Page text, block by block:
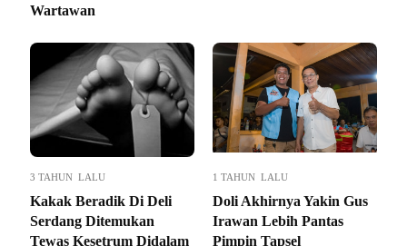
Wartawan
3 TAHUN LALU
Kakak Beradik Di Deli
Serdang Ditemukan
Tewas Kesetrum Didalam
1 TAHUN LALU
Doli Akhirnya Yakin Gus
Irawan Lebih Pantas
Pimpin Tapsel